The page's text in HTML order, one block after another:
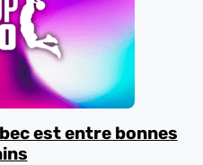
est entre bonnes